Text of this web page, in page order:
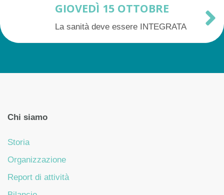
GIOVEDÌ 15 OTTOBRE
La sanità deve essere INTEGRATA
Chi siamo
Storia
Organizzazione
Report di attività